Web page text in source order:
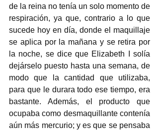
de la reina no tenía un solo momento de
respiración, ya que, contrario a lo que
sucede hoy en día, donde el maquillaje
se aplica por la mañana y se retira por
la noche, se dice que Elizabeth I solía
dejárselo puesto hasta una semana, de
modo que la cantidad que utilizaba,
para que le durara todo ese tiempo, era
bastante. Además, el producto que
ocupaba como desmaquillante contenía
aún más mercurio; y es que se pensaba